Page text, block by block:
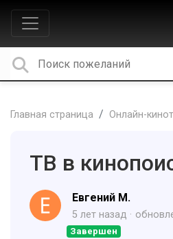
Главная страница Онлайн-
ТВ в
Евгений М.
5 лет назад
Завершен